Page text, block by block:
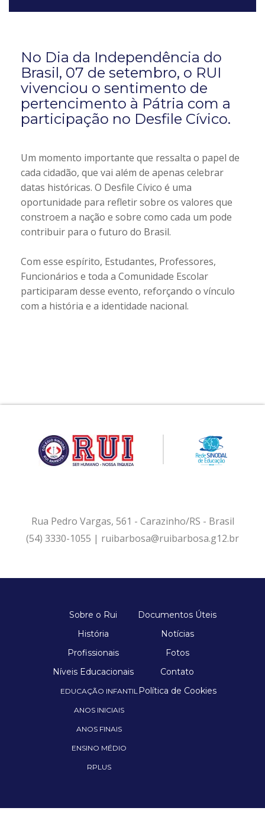
No Dia da Independência do
Brasil, 07 de setembro, o RUI
vivenciou o sentimento de
pertencimento à Pátria com a
participação no Desfile Cívico.
Um momento importante que ressalta o papel de
cada cidadão, que vai além de apenas celebrar
datas históricas. O Desfile Cívico é uma
oportunidade para refletir sobre os valores que
constroem a nação e sobre como cada um pode
contribuir para o futuro do Brasil.
Com esse espírito, Estudantes, Professores,
Funcionários e toda a Comunidade Escolar
participaram desse evento, reforçando o vínculo
com a história e a identidade nacional.
Rua Pedro Vargas, 561 - Carazinho/RS - Brasil
(54) 3330-1055 | ruibarbosa@ruibarbosa.g12.br
Sobre o Rui
História
Profissionais
Níveis Educacionais
EDUCAÇÃO INFANTIL
ANOS INICIAIS
ANOS FINAIS
ENSINO MÉDIO
RPLUS
Documentos Úteis
Notícias
Fotos
Contato
Política de Cookies